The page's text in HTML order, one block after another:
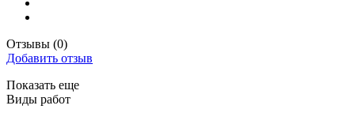
Отзывы (0)
Добавить отзыв
Показать еще
Виды работ